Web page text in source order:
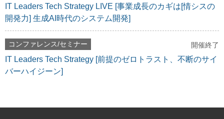
IT Leaders Tech Strategy LIVE [事業成長のカギは[情シスの
開発力] 生成AI時代のシステム開発]
コンファレンス/セミナー 開催終了
IT Leaders Tech Strategy [前提のゼロトラスト、不断のサイ
バーハイジーン]